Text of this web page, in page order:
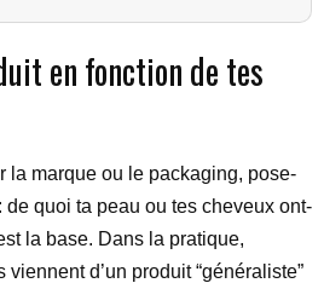
en fonction de tes
la marque ou le packaging, pose-
quoi ta peau ou tes cheveux ont-
la base. Dans la pratique,
d’un produit “généraliste”